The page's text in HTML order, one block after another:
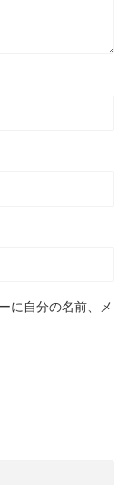
に自分の名前、メ